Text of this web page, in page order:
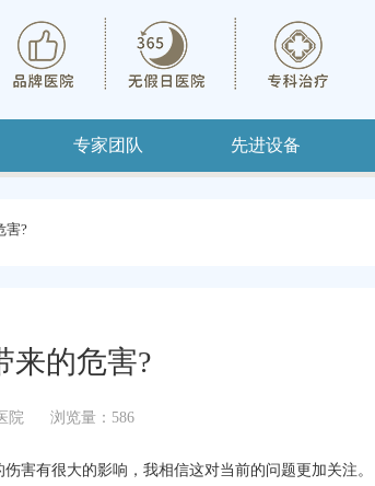
专家团队 先进设备
害?
来的危害?
院 浏览量：586
有很大的影响，我相信这对当前的问题更加关注。